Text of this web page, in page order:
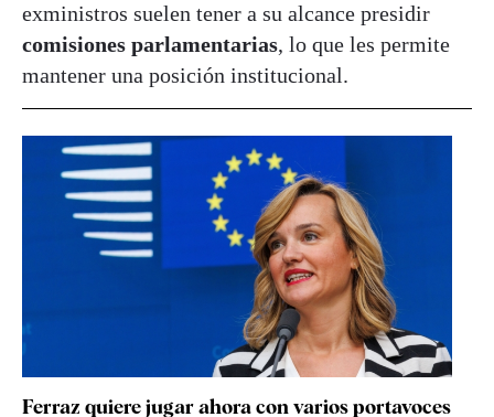
exministros suelen tener a su alcance presidir
comisiones parlamentarias, lo que les permite
mantener una posición institucional.
Ferraz quiere jugar ahora con varios portavoces